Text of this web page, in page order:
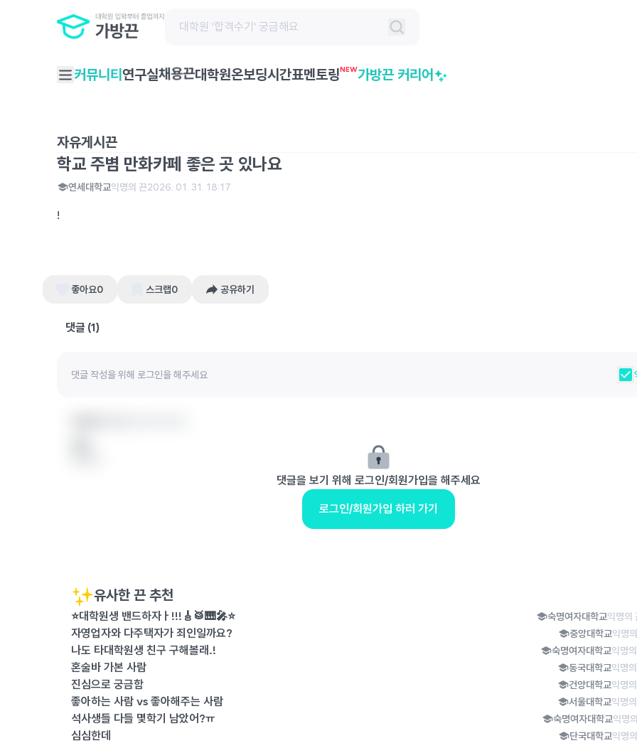
커뮤니티 연구실채용끈대학원온보딩시간표멘토링NEW가방끈 커리어
자유게시끈
학교 주볌 만화카페 좋은 곳 있나요
연세대학교익명의 끈2026. 01. 31. 18:17
!
좋아요0 스크랩0 공유하기
댓글 (1)
댓글을 보기 위해 로그인/회원가입을 해주세요
로그인/회원가입 하러 가기
유사한 끈 추천
⭐️대학원생 밴드하자ㅏ!!!🎸🥁🎹🎤⭐️ 숙명여자대학교익명의
자영업자와 다주택자가 죄인일까요? 중앙대학교익명
나도 타대학원생 친구 구해볼래.! 숙명여자대학교익명
혼술바 가본 사람 동국대학교익명
진심으로 궁금함 건양대학교익명
좋아하는 사람 vs 좋아해주는 사람 서울대학교익명
석사생들 다들 몇학기 남았어?ㅠ 숙명여자대학교익명
심심한데 단국대학교익명